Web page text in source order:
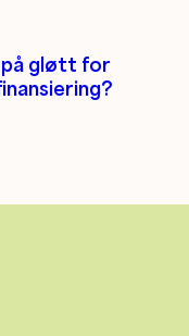
på gløtt for